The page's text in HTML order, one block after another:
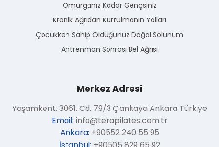
Omurganız Kadar Gençsiniz
Kronik Ağrıdan Kurtulmanın Yolları
Çocukken Sahip Olduğunuz Doğal Solunum
Antrenman Sonrası Bel Ağrısı
Merkez Adresi
Yaşamkent, 3061. Cd. 79/3 Çankaya Ankara Türkiye
Email: info@terapilates.com.tr
Ankara: +90552 240 55 95